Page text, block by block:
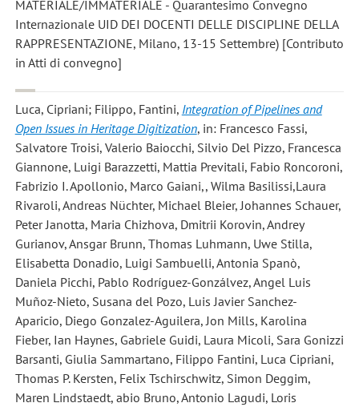
MATERIALE/IMMATERIALE - Quarantesimo Convegno
Internazionale UID DEI DOCENTI DELLE DISCIPLINE DELLA
RAPPRESENTAZIONE, Milano, 13-15 Settembre) [Contributo
in Atti di convegno]
Luca, Cipriani; Filippo, Fantini, Integration of Pipelines and
Open Issues in Heritage Digitization, in: Francesco Fassi,
Salvatore Troisi, Valerio Baiocchi, Silvio Del Pizzo, Francesca
Giannone, Luigi Barazzetti, Mattia Previtali, Fabio Roncoroni,
Fabrizio I. Apollonio, Marco Gaiani,, Wilma Basilissi,Laura
Rivaroli, Andreas Nüchter, Michael Bleier, Johannes Schauer,
Peter Janotta, Maria Chizhova, Dmitrii Korovin, Andrey
Gurianov, Ansgar Brunn, Thomas Luhmann, Uwe Stilla,
Elisabetta Donadio, Luigi Sambuelli, Antonia Spanò,
Daniela Picchi, Pablo Rodríguez-Gonzálvez, Angel Luis
Muñoz-Nieto, Susana del Pozo, Luis Javier Sanchez-
Aparicio, Diego Gonzalez-Aguilera, Jon Mills, Karolina
Fieber, Ian Haynes, Gabriele Guidi, Laura Micoli, Sara Gonizzi
Barsanti, Giulia Sammartano, Filippo Fantini, Luca Cipriani,
Thomas P. Kersten, Felix Tschirschwitz, Simon Deggim,
Maren Lindstaedt, abio Bruno, Antonio Lagudi, Loris